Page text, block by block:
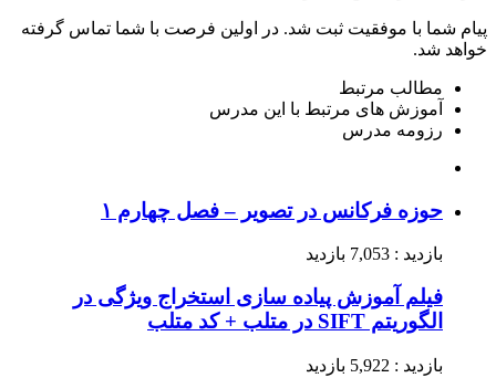
پیام شما با موفقیت ثبت شد. در اولین فرصت با شما تماس گرفته
خواهد شد.
مطالب مرتبط
آموزش های مرتبط با این مدرس
رزومه مدرس
حوزه فرکانس در تصویر – فصل چهارم ۱
بازدید : 7,053 بازدید
فیلم آموزش پیاده سازی استخراج ویژگی در
الگوریتم SIFT در متلب + کد متلب
بازدید : 5,922 بازدید